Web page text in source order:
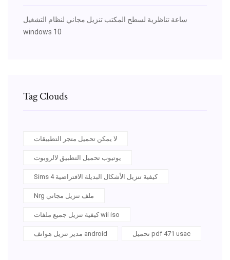
ساعة تناظرية لسطح المكتب تنزيل مجاني لنظام التشغيل
windows 10
Tag Clouds
لا يمكن تحميل متجر التطبيقات
يوتيوب تحميل التطبيق لالروبوت
Sims 4 كيفية تنزيل الأشكال البديلة الافتراضية
Nrg ملف تنزيل مجاني
كيفية تنزيل جميع ملفات wii iso
مدير تنزيل هواتف android تحميل pdf 471 usac